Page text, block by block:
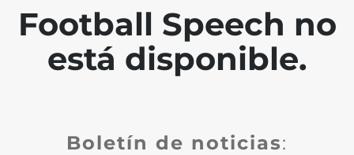
Football Speech no
está disponible.
Boletín de noticias: